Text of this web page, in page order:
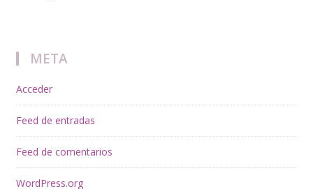
META
Acceder
Feed de entradas
Feed de comentarios
WordPress.org